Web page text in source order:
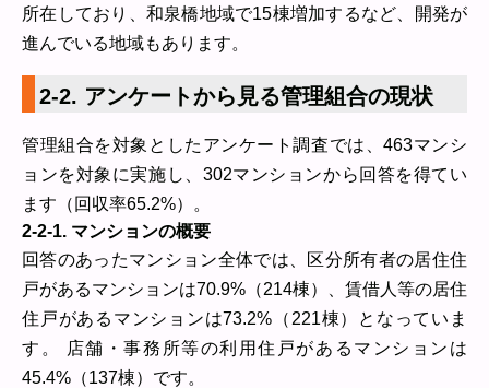
所在しており、和泉橋地域で15棟増加するなど、開発が
進んでいる地域もあります。
2-2. アンケートから見る管理組合の現状
管理組合を対象としたアンケート調査では、463マンシ
ョンを対象に実施し、302マンションから回答を得てい
ます（回収率65.2%）。
2-2-1. マンションの概要
回答のあったマンション全体では、区分所有者の居住住
戸があるマンションは70.9%（214棟）、賃借人等の居住
住戸があるマンションは73.2%（221棟）となっていま
す。 店舗・事務所等の利用住戸があるマンションは
45.4%（137棟）です。